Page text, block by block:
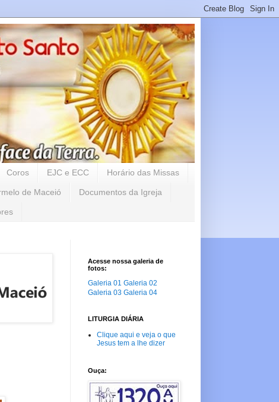
Coros EJC e ECC Horário das Missas
de Maceió Documentos da Igreja
Acesse nossa galeria de
fotos:
Galeria 01 Galeria 02
Galeria 03 Galeria 04
LITURGIA DIÁRIA
Clique aqui e veja o que
Jesus tem a lhe dizer
Ouça: